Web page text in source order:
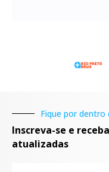
Fique por dentro
Inscreva-se e
atualizadas